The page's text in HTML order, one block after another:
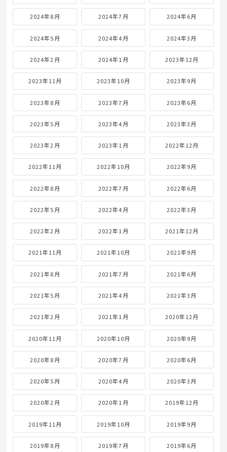
2024年8月 2024年7月 2024年6月
2024年5月 2024年4月 2024年3月
2024年2月 2024年1月 2023年12月
2023年11月 2023年10月 2023年9月
2023年8月 2023年7月 2023年6月
2023年5月 2023年4月 2023年3月
2023年2月 2023年1月 2022年12月
2022年11月 2022年10月 2022年9月
2022年8月 2022年7月 2022年6月
2022年5月 2022年4月 2022年3月
2022年2月 2022年1月 2021年12月
2021年11月 2021年10月 2021年9月
2021年8月 2021年7月 2021年6月
2021年5月 2021年4月 2021年3月
2021年2月 2021年1月 2020年12月
2020年11月 2020年10月 2020年9月
2020年8月 2020年7月 2020年6月
2020年5月 2020年4月 2020年3月
2020年2月 2020年1月 2019年12月
2019年11月 2019年10月 2019年9月
2019年8月 2019年7月 2019年6月